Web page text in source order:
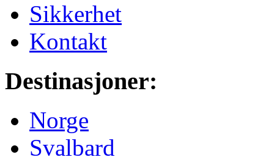
Sikkerhet
Kontakt
Destinasjoner:
Norge
Svalbard